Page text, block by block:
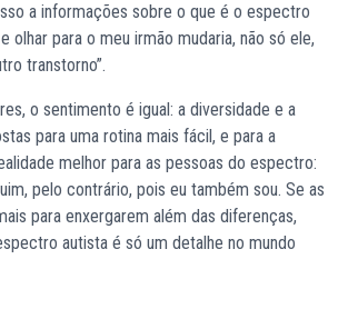
a informações sobre o que é o espectro
olhar para o meu irmão mudaria, não só ele,
transtorno”.
o sentimento é igual: a diversidade e a
para uma rotina mais fácil, e para a
melhor para as pessoas do espectro:
pelo contrário, pois eu também sou. Se as
para enxergarem além das diferenças,
autista é só um detalhe no mundo